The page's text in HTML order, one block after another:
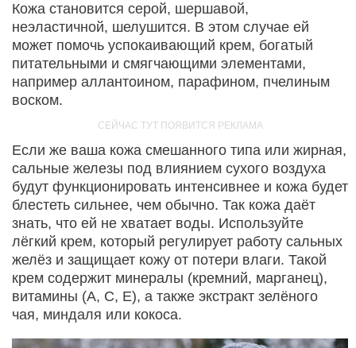
Кожа становится серой, шершавой,
неэластичной, шелушится. В этом случае ей
может помочь успокаивающий крем, богатый
питательными и смягчающими элементами,
например аллантоином, парафином, пчелиным
воском.
Если же ваша кожа смешанного типа или жирная,
сальные железы под влиянием сухого воздуха
будут функционировать интенсивнее и кожа будет
блестеть сильнее, чем обычно. Так кожа даёт
знать, что ей не хватает воды. Используйте
лёгкий крем, который регулирует работу сальных
желёз и защищает кожу от потери влаги. Такой
крем содержит минералы (кремний, марганец),
витамины (А, С, Е), а также экстракт зелёного
чая, миндаля или кокоса.